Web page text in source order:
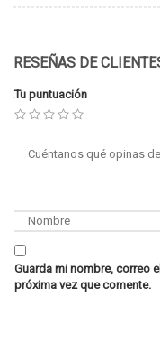
RESEÑAS DE
Tu puntuación
Guarda mi nombre, correo
próxima vez que comente.